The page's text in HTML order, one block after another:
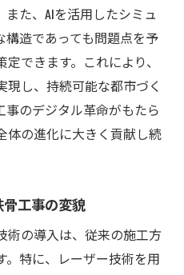
た、AIを活用したシミュ
構造であっても問題点を予
できます。これにより、
し、持続可能な都市づく
事のデジタル革命がもたら
体の進化に大きく貢献し続
工事の変貌
術の導入は、従来の施工方
特に、レーザー技術を用